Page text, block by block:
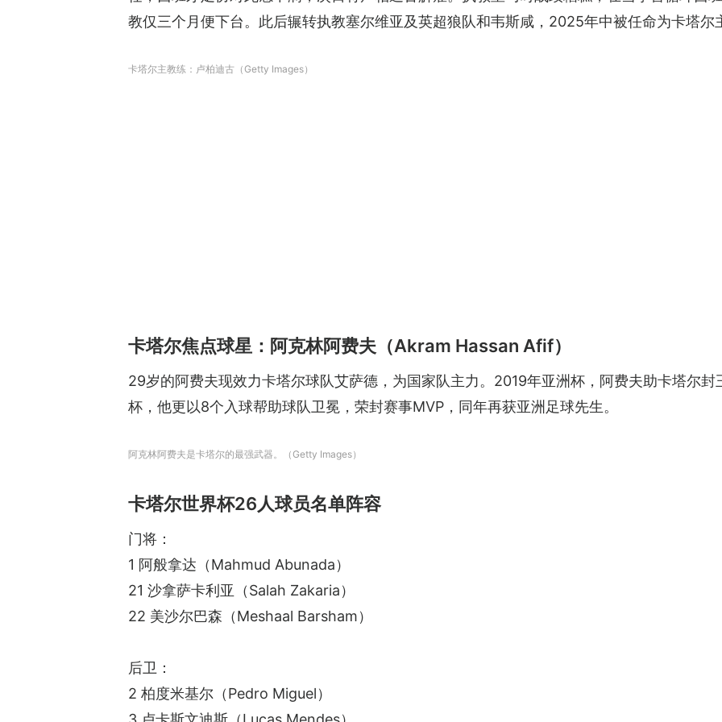
教仅三个月便下台。此后辗转执教塞尔维亚及英超狼队和韦斯咸，2025年中被任命为卡塔尔
卡塔尔主教练：卢柏迪古（Getty Images）
卡塔尔焦点球星：阿克林阿费夫（Akram Hassan Afif）
29岁的阿费夫现效力卡塔尔球队艾萨德，为国家队主力。2019年亚洲杯，阿费夫助卡塔尔
杯，他更以8个入球帮助球队卫冕，荣封赛事MVP，同年再获亚洲足球先生。
阿克林阿费夫是卡塔尔的最强武器。（Getty Images）
卡塔尔世界杯26人球员名单阵容
门将：
1 阿般拿达（Mahmud Abunada）
21 沙拿萨卡利亚（Salah Zakaria）
22 美沙尔巴森（Meshaal Barsham）
后卫：
2 柏度米基尔（Pedro Miguel）